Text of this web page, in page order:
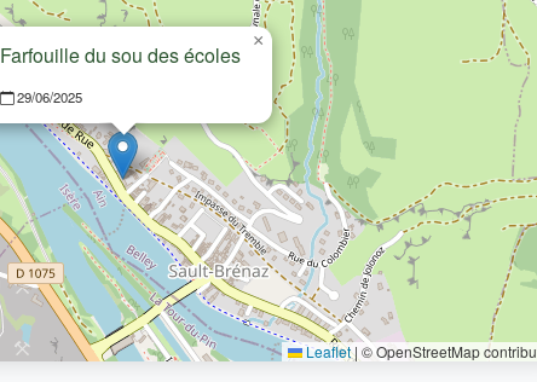
Farfouille du sou des écoles
29/06/2025
×
Leaflet| © OpenStreetMap